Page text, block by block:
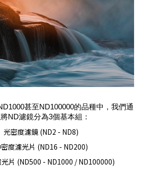
甚至ND100000的品種中，我們通
ND濾鏡分為3個基本組：
光密度濾鏡 (ND2 - ND8)
度濾光片 (ND16 - ND200)
片 (ND500 - ND1000 / ND100000)